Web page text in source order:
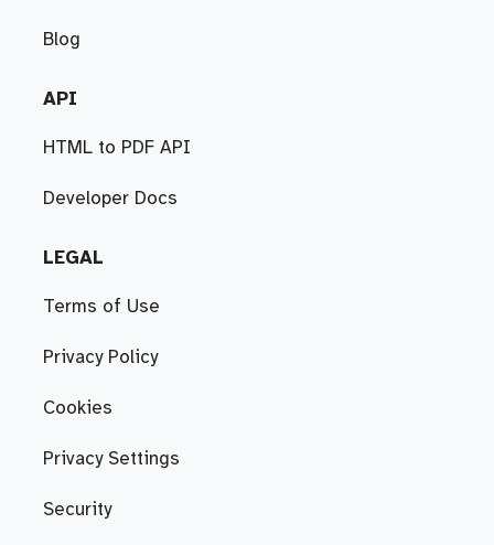
Blog
API
HTML to PDF API
Developer Docs
LEGAL
Terms of Use
Privacy Policy
Cookies
Privacy Settings
Security